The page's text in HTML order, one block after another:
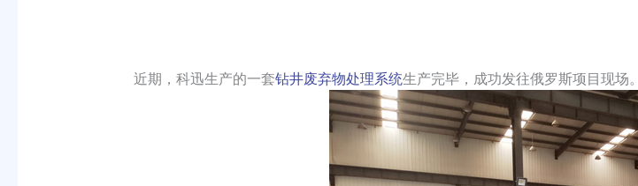
近期，科迅生产的一套钻井废弃物处理系统生产完毕，成功发往俄罗斯项目现场。